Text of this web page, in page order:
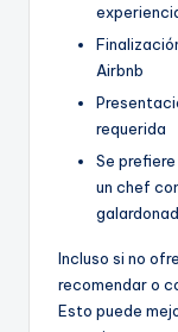
Airbnb
requerida
Se
un chef
Incluso si no
recomendar o
Esto puede